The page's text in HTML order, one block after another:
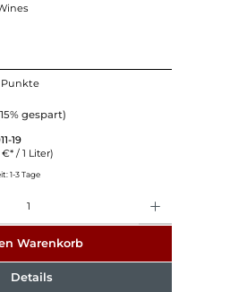
Punkte
gespart)
19
€* / 1 Liter)
1-3 Tage
Warenkorb
Details